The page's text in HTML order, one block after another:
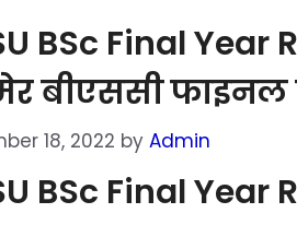
BSc Final Year
बीएससी फाइनल
18, 2022 by Admin
BSc Final Year